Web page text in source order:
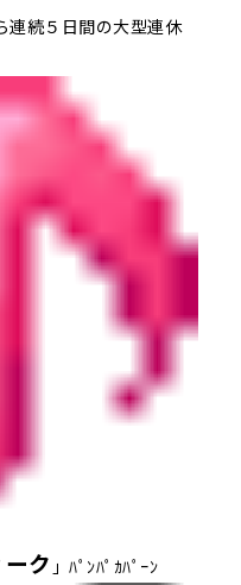
連続５日間の大型連休
ク 」ﾊﾟﾝﾊﾟｶﾊﾟｰﾝ